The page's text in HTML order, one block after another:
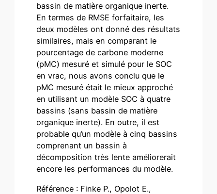
bassin de matière organique inerte.
En termes de RMSE forfaitaire, les
deux modèles ont donné des résultats
similaires, mais en comparant le
pourcentage de carbone moderne
(pMC) mesuré et simulé pour le SOC
en vrac, nous avons conclu que le
pMC mesuré était le mieux approché
en utilisant un modèle SOC à quatre
bassins (sans bassin de matière
organique inerte). En outre, il est
probable qu’un modèle à cinq bassins
comprenant un bassin à
décomposition très lente améliorerait
encore les performances du modèle.
Référence : Finke P., Opolot E.,